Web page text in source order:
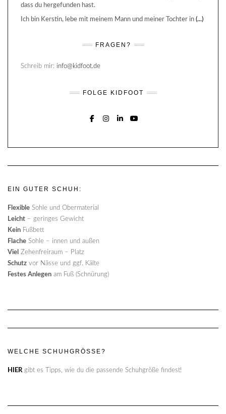
dass du hergefunden hast.
Ich bin Kerstin, lebe mit meinem Mann und meiner Tochter in (...)
FRAGEN?
Schreib mir: info@kidfoot.de
FOLGE KIDFOOT
EIN GUTER SCHUH:
Flexible Sohle und Obermaterial
Leicht – geringes Gewicht
Kein Fußbett
Flache Sohle – innen und außen
Viel Zehenfreiraum – Platz
Schutz vor Nässe und ggf. Kälte
Festes Anlegen am Fuß (Schnürung)
WELCHE SCHUHGRÖSSE?
HIERgibt es Tipps, wie du die passende Schuhgröße findest!